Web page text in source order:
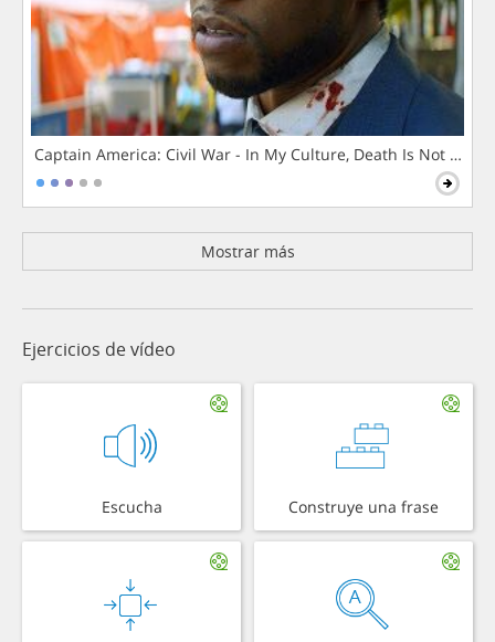
Captain America: Civil War - In My Culture, Death Is Not The
Mostrar más
Ejercicios de vídeo
Escucha Construye una frase